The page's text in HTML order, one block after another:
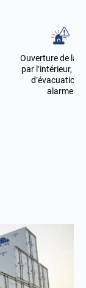
Ouverture de la
par l’intérieur,
d’évacuation
alarme